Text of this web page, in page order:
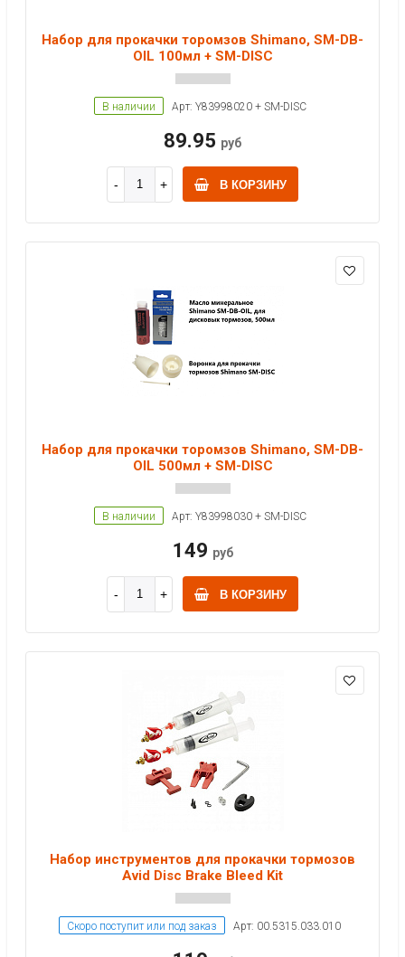
Набор для прокачки торомзов Shimano, SM-DB-
OIL 100мл + SM-DISC
В наличии Арт: Y83998020 + SM-DISC
89.95 руб
В КОРЗИНУ
Набор для прокачки торомзов Shimano, SM-DB-
OIL 500мл + SM-DISC
В наличии Арт: Y83998030 + SM-DISC
149 руб
В КОРЗИНУ
Набор инструментов для прокачки тормозов
Avid Disc Brake Bleed Kit
Скоро поступит или под заказ Арт: 00.5315.033.010